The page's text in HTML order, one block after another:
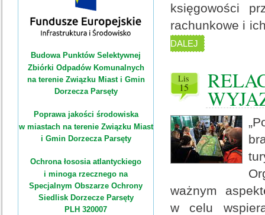
księgowości
rachunkowe i
DALEJ
lis
15
ważnym
w celu
Budowa Punktów Selektywnej
Zbiórki Odpadów Komunalnych
na terenie Związku Miast i Gmin
Dorzecza Parsęty
Poprawa jakości środowiska
w miastach na terenie Związku Miast
i Gmin Dorzecza Parsęty
Ochrona łososia atlantyckiego
i minoga rzecznego na
Specjalnym Obszarze Ochrony
Siedlisk Dorzecze Parsęty
PLH 320007